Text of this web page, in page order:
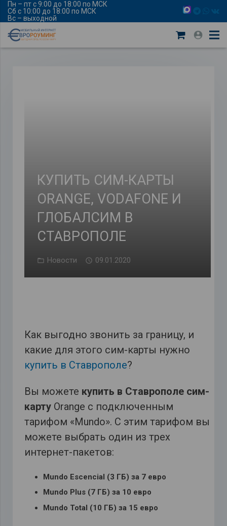
Пн – пт с 9:00 до 18:00 по МСК
Сб с 10:00 до 18:00 по МСК
Вс – выходной
КУПИТЬ СИМ-КАРТЫ
ORANGE, VODAFONE И
ГЛОБАЛСИМ В
СТАВРОПОЛЕ
Новости 09.01.2020
Как выгодно звонить за границу, и
какие для этого сим-карты нужно
купить в Ставрополе?
Вы можете купить в Ставрополе сим-
карту Orange с подключенным
тарифом «Mundo». С этим тарифом вы
можете выбрать один из трех
интернет-пакетов:
Mundo Escencial (3 ГБ) за 7 евро
Mundo Plus (7 ГБ) за 10 евро
Mundo Total (10 ГБ) за 15 евро